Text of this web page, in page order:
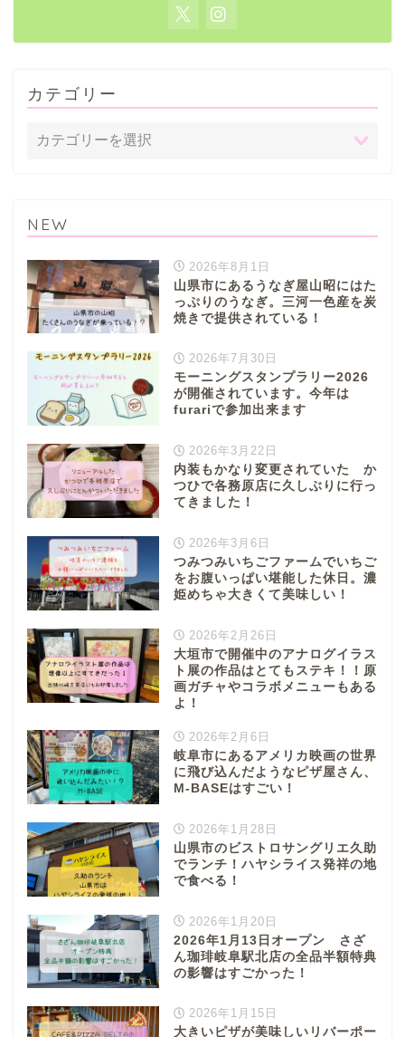
カテゴリー
NEW
2026年8月1日
山県市にあるうなぎ屋山昭にはた
っぷりのうなぎ。三河一色産を炭
焼きで提供されている！
2026年7月30日
モーニングスタンプラリー2026
が開催されています。今年は
furariで参加出来ます
2026年3月22日
内装もかなり変更されていた か
つひで各務原店に久しぶりに行っ
てきました！
2026年3月6日
つみつみいちごファームでいちご
をお腹いっぱい堪能した休日。濃
姫めちゃ大きくて美味しい！
2026年2月26日
大垣市で開催中のアナログイラス
ト展の作品はとてもステキ！！原
画ガチャやコラボメニューもある
よ！
2026年2月6日
岐阜市にあるアメリカ映画の世界
に飛び込んだようなピザ屋さん、
M-BASEはすごい！
2026年1月28日
山県市のビストロサングリエ久助
でランチ！ハヤシライス発祥の地
で食べる！
2026年1月20日
2026年1月13日オープン さざ
ん珈琲岐阜駅北店の全品半額特典
の影響はすごかった！
2026年1月15日
大きいピザが美味しいリバーポー